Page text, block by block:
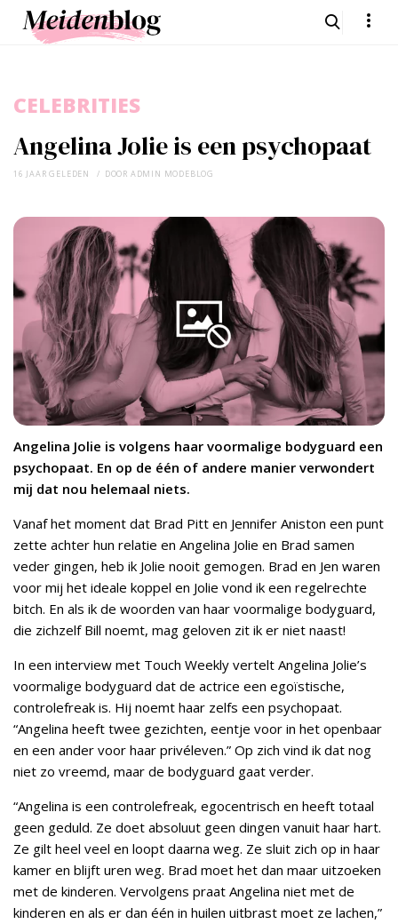
Angelina Jolie is een psychopaat
CELEBRITIES
16 JAAR GELEDEN DOOR ADMIN MODEBLOG
Angelina Jolie is volgens haar voormalige bodyguard een
psychopaat. En op de één of andere manier verwondert
mij dat nou helemaal niets.
Vanaf het moment dat Brad Pitt en Jennifer Aniston een punt
zette achter hun relatie en Angelina Jolie en Brad samen
veder gingen, heb ik Jolie nooit gemogen. Brad en Jen waren
voor mij het ideale koppel en Jolie vond ik een regelrechte
bitch. En als ik de woorden van haar voormalige bodyguard,
die zichzelf Bill noemt, mag geloven zit ik er niet naast!
In een interview met Touch Weekly vertelt Angelina Jolie’s
voormalige bodyguard dat de actrice een egoïstische,
controlefreak is. Hij noemt haar zelfs een psychopaat.
“Angelina heeft twee gezichten, eentje voor in het openbaar
en een ander voor haar privéleven.” Op zich vind ik dat nog
niet zo vreemd, maar de bodyguard gaat verder.
“Angelina is een controlefreak, egocentrisch en heeft totaal
geen geduld. Ze doet absoluut geen dingen vanuit haar hart.
Ze gilt heel veel en loopt daarna weg. Ze sluit zich op in haar
kamer en blijft uren weg. Brad moet het dan maar uitzoeken
met de kinderen. Vervolgens praat Angelina niet met de
kinderen en als er dan één in huilen uitbrast moet ze lachen,”